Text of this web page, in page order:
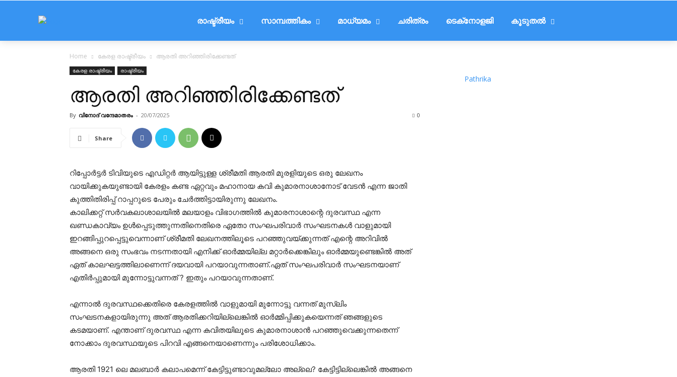
രാഷ്ട്രീയം സാമ്പത്തികം മാധ്യമം ചരിത്രം ടെക്‌നോളജി കൂടുതൽ
Home കേരള രാഷ്ട്രീയം ആരതി അറിഞ്ഞിരിക്കേണ്ടത്
കേരള രാഷ്ട്രീയം രാഷ്ട്രീയം
ആരതി അറിഞ്ഞിരിക്കേണ്ടത്
By വിനോദ് വന്ദേമാതരം - 20/07/2025 0
Share
റിപ്പോർട്ടർ ടിവിയുടെ എഡിറ്റർ ആയിട്ടുള്ള ശ്രീമതി ആരതി മുരളിയുടെ ഒരു ലേഖനം
വായിക്കുകയുണ്ടായി കേരളം കണ്ട ഏറ്റവും മഹാനായ കവി കുമാരനാശാനോട് വേടൻ എന്ന ജാതി
കുത്തിതിരിപ്പ് റാപ്പറുടെ പേരും ചേർത്തിട്ടായിരുന്നു ലേഖനം.
കാലിക്കറ്റ് സർവകലാശാലയിൽ മലയാളം വിഭാഗത്തിൽ കുമാരനാശാന്റെ ദുരവസ്ഥ എന്ന
ഖണ്ഡകാവ്യം ഉൾപ്പെടുത്തുന്നതിനെതിരെ ഏതോ സംഘപരിവാർ സംഘടനകൾ വാളുമായി
ഇറങ്ങിപ്പുറപ്പെട്ടുവെന്നാണ് ശ്രീമതി ലേഖനത്തിലൂടെ പറഞ്ഞുവയ്ക്കുന്നത് എന്റെ അറിവിൽ
അങ്ങനെ ഒരു സംഭവം നടന്നതായി എനിക്ക് ഓർമ്മയില്ല മറ്റാർക്കെങ്കിലും ഓർമ്മയുണ്ടെങ്കിൽ അത്
ഏത് കാലഘട്ടത്തിലാണെന്ന് ദയവായി പറയാവുന്നതാണ്.ഏത് സംഘപരിവാർ സംഘടനയാണ്
എതിർപ്പുമായി മുന്നോട്ടുവന്നത് ? ഇതും പറയാവുന്നതാണ്.
എന്നാൽ ദുരവസ്ഥക്കെതിരെ കേരളത്തിൽ വാളുമായി മുന്നോട്ടു വന്നത് മുസ്ലിം
സംഘടനകളായിരുന്നു അത് ആരതിക്കറിയില്ലെങ്കിൽ ഓർമ്മിപ്പിക്കുകയെന്നത് ഞങ്ങളുടെ
കടമയാണ്. എന്താണ് ദുരവസ്ഥ എന്ന കവിതയിലൂടെ കുമാരനാശാൻ പറഞ്ഞുവെക്കുന്നതെന്ന്
നോക്കാം ദുരവസ്ഥയുടെ പിറവി എങ്ങനെയാണെന്നും പരിശോധിക്കാം.
ആരതി 1921 ലെ മലബാർ കലാപമെന്ന് കേട്ടിട്ടുണ്ടാവുമല്ലോ അല്ലെ? കേട്ടിട്ടില്ലെങ്കിൽ അങ്ങനെ
Pathrika